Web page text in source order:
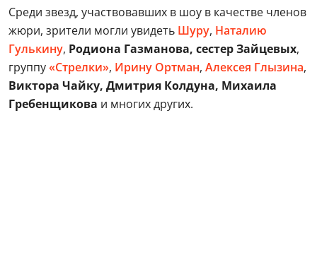
Среди звезд, участвовавших в шоу в качестве членов
жюри, зрители могли увидеть Шуру, Наталию
Гулькину, Родиона Газманова, сестер Зайцевых,
группу«Стрелки», Ирину Ортман, Алексея Глызина,
Виктора Чайку, Дмитрия Колдуна, Михаила
Гребенщикова и многих других.